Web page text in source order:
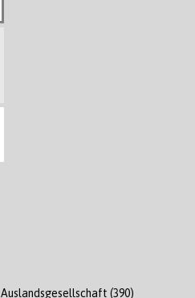
Auslandsgesellschaft (390)